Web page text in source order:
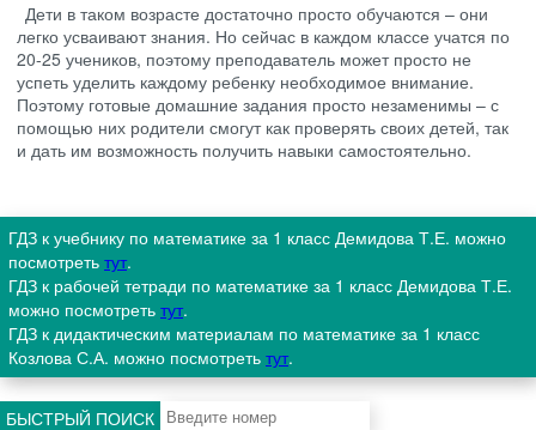
Дети в таком возрасте достаточно просто обучаются – они
легко усваивают знания. Но сейчас в каждом классе учатся по
20-25 учеников, поэтому преподаватель может просто не
успеть уделить каждому ребенку необходимое внимание.
Поэтому готовые домашние задания просто незаменимы – с
помощью них родители смогут как проверять своих детей, так
и дать им возможность получить навыки самостоятельно.
ГДЗ к учебнику по математике за 1 класс Демидова Т.Е. можно
посмотреть тут.
ГДЗ к рабочей тетради по математике за 1 класс Демидова Т.Е.
можно посмотреть тут.
ГДЗ к дидактическим материалам по математике за 1 класс
Козлова С.А. можно посмотреть тут.
БЫСТРЫЙ ПОИСК